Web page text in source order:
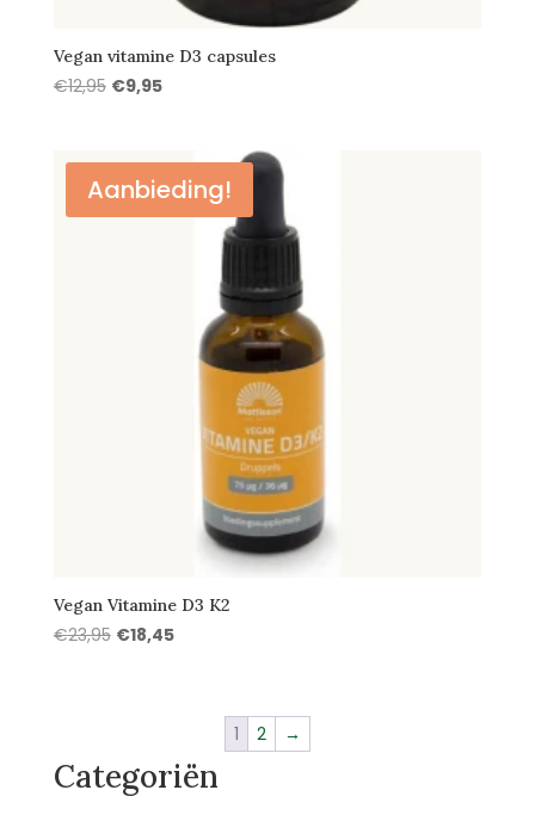
Vegan vitamine D3 capsules
€12,95 Oorspronkelijke
€12,95.
€9,95Huidige
€9,95.
Aanbieding!
Vegan Vitamine D3 K2
€23,95 Oorspronkelijke
€18,45Huidige
€18,45.
1 2 →
Categoriën